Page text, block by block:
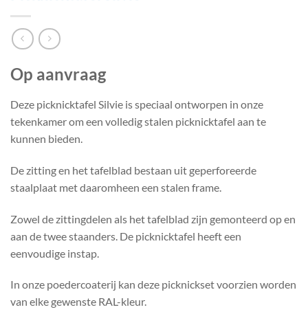
Op aanvraag
Deze picknicktafel Silvie is speciaal ontworpen in onze
tekenkamer om een volledig stalen picknicktafel aan te
kunnen bieden.
De zitting en het tafelblad bestaan uit geperforeerde
staalplaat met daaromheen een stalen frame.
Zowel de zittingdelen als het tafelblad zijn gemonteerd op en
aan de twee staanders. De picknicktafel heeft een
eenvoudige instap.
In onze poedercoaterij kan deze picknickset voorzien worden
van elke gewenste RAL-kleur.